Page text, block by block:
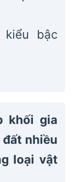
bậc
khối gia
nhiều
loại vật